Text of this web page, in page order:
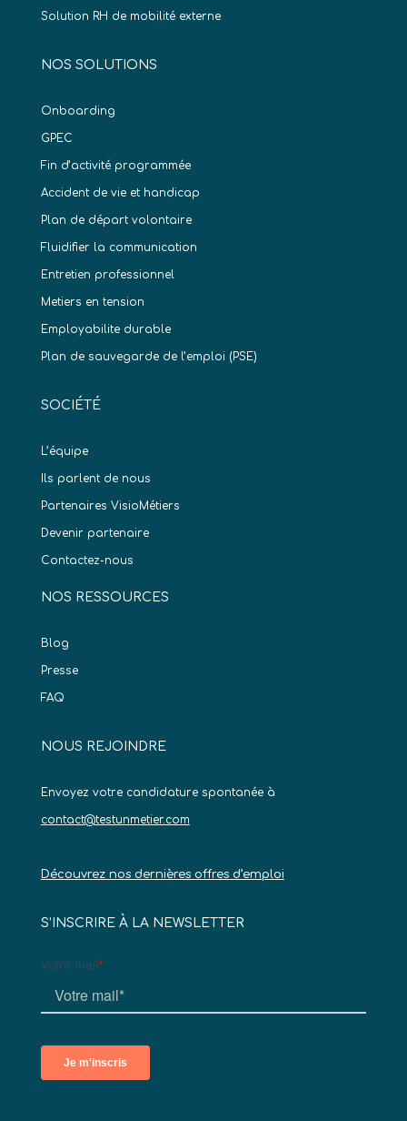
Solution RH de mobilité externe
NOS SOLUTIONS
Onboarding
GPEC
Fin d’activité programmée
Accident de vie et handicap
Plan de départ volontaire
Fluidifier la communication
Entretien professionnel
Metiers en tension
Employabilite durable
Plan de sauvegarde de l’emploi (PSE)
SOCIÉTÉ
L’équipe
Ils parlent de nous
Partenaires VisioMétiers
Devenir partenaire
Contactez-nous
NOS RESSOURCES
Blog
Presse
FAQ
NOUS REJOINDRE
Envoyez votre candidature spontanée à
contact@testunmetier.com
Découvrez nos dernières offres d’emploi
S’INSCRIRE À LA NEWSLETTER